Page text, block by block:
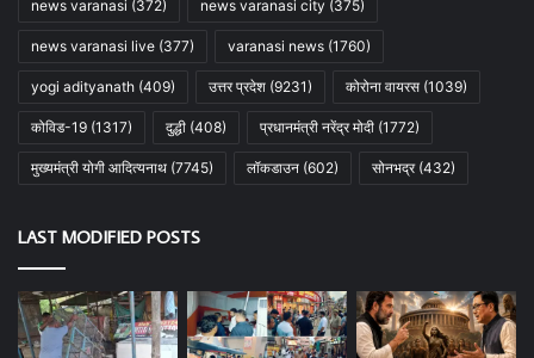
news varanasi (372) news varanasi city (375)
news varanasi live (377) varanasi news (1760)
yogi adityanath (409) उत्तर प्रदेश (9231) कोरोना वायरस (1039)
कोविड-19 (1317) दुद्धी (408) प्रधानमंत्री नरेंद्र मोदी (1772)
मुख्यमंत्री योगी आदित्यनाथ (7745) लॉकडाउन (602) सोनभद्र(432)
LAST MODIFIED POSTS